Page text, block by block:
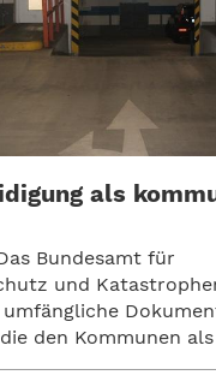
als
Bundesamt für
und
den Kommunen als